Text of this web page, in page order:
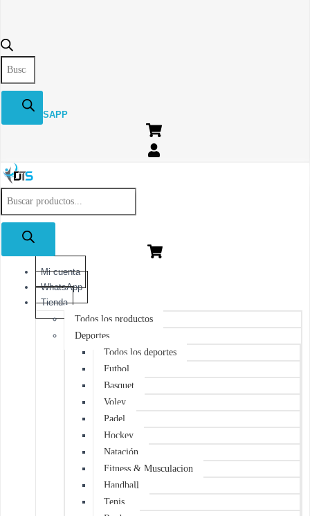
de
productos
WHATSAPP
de
productos
Mi cuenta
WhatsApp
Tienda
Todos los productos
Deportes
Todos los deportes
Futbol
Basquet
Voley
Padel
Hockey
Natación
Fitness & Musculacion
Handball
Tenis